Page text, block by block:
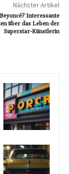
Nächster Artikel
Interessante
über das Leben der
Superstar-Künstlerin